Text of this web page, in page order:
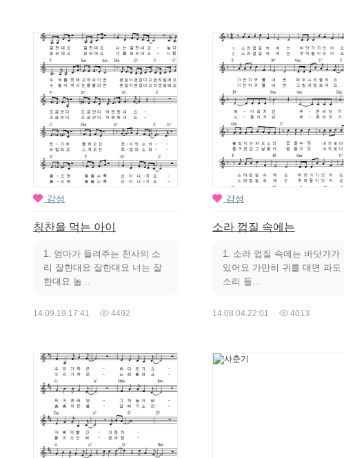
감성
칭찬을 먹는 아이
1. 엄마가 들려주는 천사의 소
리 잘한대요 잘한대요 너는 잘
한대요 놀...
14.09.19.17:41 4492
감성
소라 껍질 속에는
1. 소라 껍질 속에는 바닷가가
있어요 가만히 귀를 대면 파도
소리 들...
14.08.04.22:01 4013